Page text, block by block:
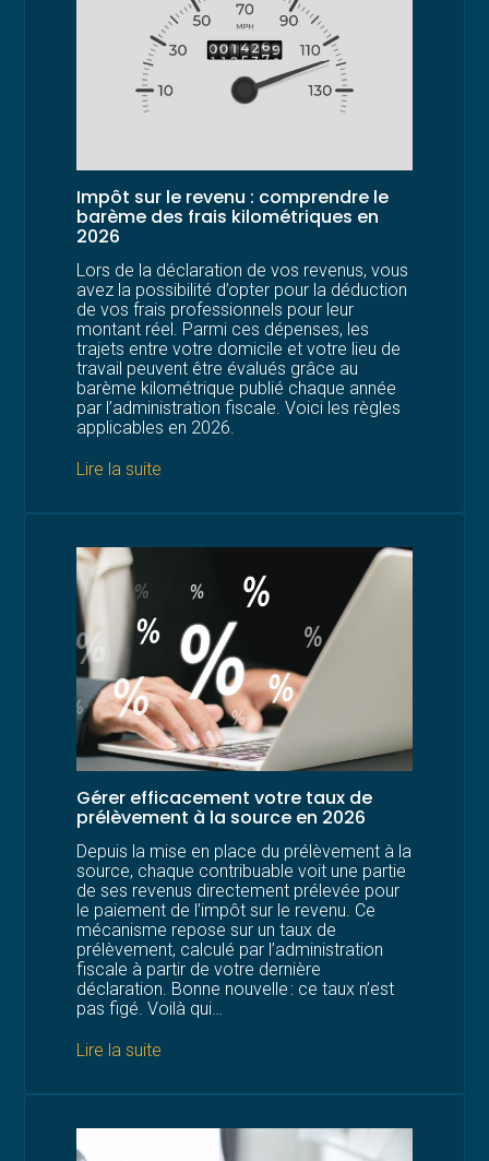
Impôt sur le revenu : comprendre le
barème des frais kilométriques en
2026
Lors de la déclaration de vos revenus, vous
avez la possibilité d’opter pour la déduction
de vos frais professionnels pour leur
montant réel. Parmi ces dépenses, les
trajets entre votre domicile et votre lieu de
travail peuvent être évalués grâce au
barème kilométrique publié chaque année
par l’administration fiscale. Voici les règles
applicables en 2026.
Lire la suite
Gérer efficacement votre taux de
prélèvement à la source en 2026
Depuis la mise en place du prélèvement à la
source, chaque contribuable voit une partie
de ses revenus directement prélevée pour
le paiement de l’impôt sur le revenu. Ce
mécanisme repose sur un taux de
prélèvement, calculé par l’administration
fiscale à partir de votre dernière
déclaration. Bonne nouvelle : ce taux n’est
pas figé. Voilà qui…
Lire la suite